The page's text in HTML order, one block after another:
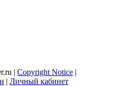
| Copyright Notice |
| Личный кабинет